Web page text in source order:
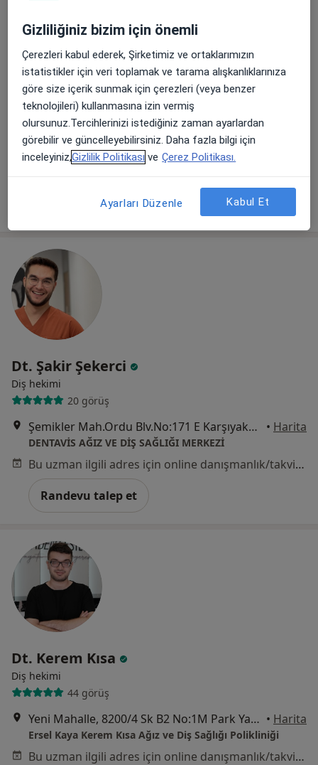
Dt. Çizge İçmeli
Diş hekimi
87 görüş
Bostanlı Mahallesi 1735 Sokak No:177 Huzur Apartmanı K. 1 D. 4 Karşıyaka, İzmir
Çizge İçmeli Muayenehanesi
Randevu talep et
Dt. Şakir Şekerci
Diş hekimi
20 görüş
Şemikler Mah.Ordu Blv.No:171 E Karşıyaka/İzmir,, İzmir • Harita
DENTAVİS AĞIZ VE DİŞ SAĞLIĞI MERKEZİ
Bu uzman ilgili adres için online danışmanlık/takvim sunmuyor.
Randevu talep et
Dt. Kerem Kısa
Diş hekimi
44 görüş
Yeni Mahalle, 8200/4 Sk B2 No:1M Park Yaşam Ataşehir, İzmir • Harita
Ersel Kaya Kerem Kısa Ağız ve Diş Sağlığı Polikliniği
Bu uzman ilgili adres için online danışmanlık/takvim sunmuyor.
Gizliliğiniz bizim için önemli
Çerezleri kabul ederek, Şirketimiz ve ortaklarımızın
istatistikler için veri toplamak ve tarama alışkanlıklarınıza
göre size içerik sunmak için çerezleri (veya benzer
teknolojileri) kullanmasına izin vermiş
olursunuz.Tercihlerinizi istediğiniz zaman ayarlardan
görebilir ve güncelleyebilirsiniz. Daha fazla bilgi için
inceleyiniz,Gizlilik Politikası ve Çerez Politikası.
Ayarları Düzenle Kabul Et